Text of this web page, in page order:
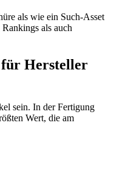
als wie ein Such-Asset
als auch
Hersteller
sein. In der Fertigung
Wert, die am